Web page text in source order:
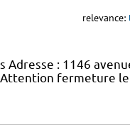
relevance:
: 1146
Attention fermeture